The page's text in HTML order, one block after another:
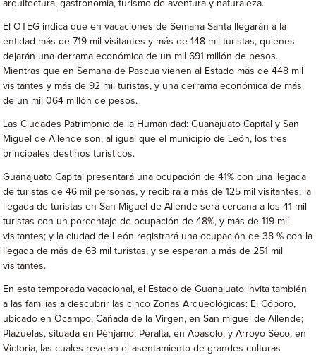
arquitectura, gastronomía, turismo de aventura y naturaleza.
El OTEG indica que en vacaciones de Semana Santa llegarán a la
entidad más de 719 mil visitantes y más de 148 mil turistas, quienes
dejarán una derrama económica de un mil 691 millón de pesos.
Mientras que en Semana de Pascua vienen al Estado más de 448 mil
visitantes y más de 92 mil turistas, y una derrama económica de más
de un mil 064 millón de pesos.
Las Ciudades Patrimonio de la Humanidad: Guanajuato Capital y San
Miguel de Allende son, al igual que el municipio de León, los tres
principales destinos turísticos.
Guanajuato Capital presentará una ocupación de 41% con una llegada
de turistas de 46 mil personas, y recibirá a más de 125 mil visitantes; la
llegada de turistas en San Miguel de Allende será cercana a los 41 mil
turistas con un porcentaje de ocupación de 48%, y más de 119 mil
visitantes; y la ciudad de León registrará una ocupación de 38 % con la
llegada de más de 63 mil turistas, y se esperan a más de 251 mil
visitantes.
En esta temporada vacacional, el Estado de Guanajuato invita también
a las familias a descubrir las cinco Zonas Arqueológicas: El Cóporo,
ubicado en Ocampo; Cañada de la Virgen, en San miguel de Allende;
Plazuelas, situada en Pénjamo; Peralta, en Abasolo; y Arroyo Seco, en
Victoria, las cuales revelan el asentamiento de grandes culturas